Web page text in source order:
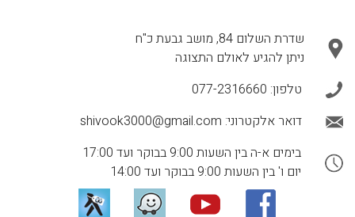
שדרת השלום 84, מושב גבעת כ"ח
ניתן להגיע לאולם התצוגה
טלפון: 077-2316660
דואר אלקטרוני: shivook3000@gmail.com
בימים א-ה בין השעות 9:00 בבוקר ועד 17:00
יום ו' בין השעות 9:00 בבוקר ועד 14:00